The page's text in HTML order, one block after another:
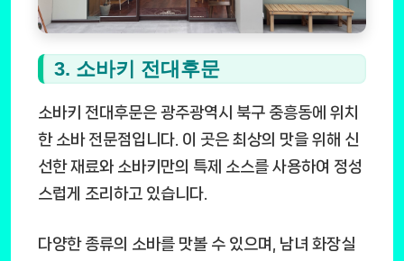
3. 소바키 전대후문
소바키 전대후문은 광주광역시 북구 중흥동에 위치
한 소바 전문점입니다. 이 곳은 최상의 맛을 위해 신
선한 재료와 소바키만의 특제 소스를 사용하여 정성
스럽게 조리하고 있습니다.
다양한 종류의 소바를 맛볼 수 있으며, 남녀 화장실